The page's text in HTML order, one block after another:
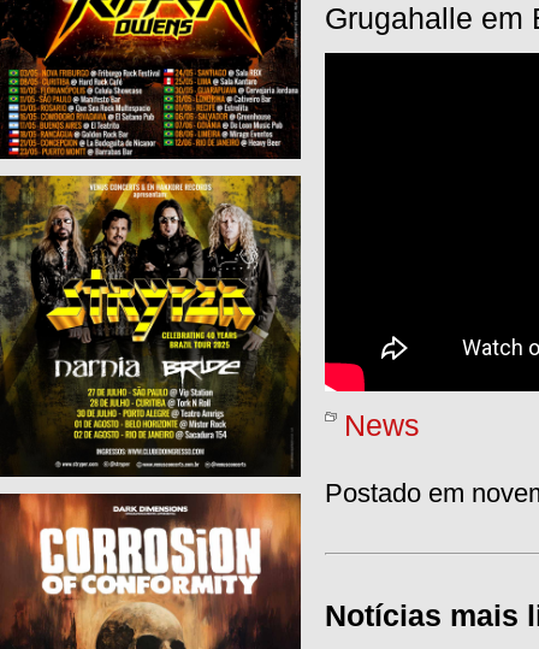
Grugahalle em
News
Postado em
Notícias mais